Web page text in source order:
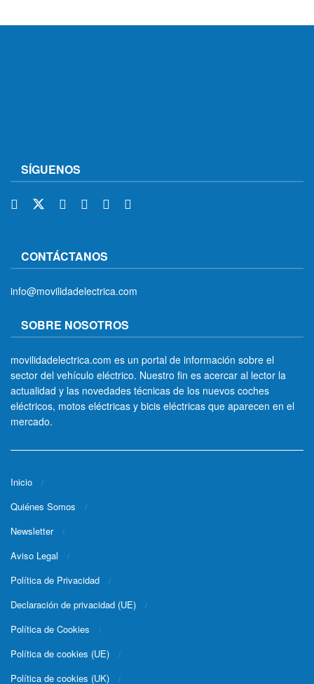
SÍGUENOS
CONTÁCTANOS
info@movilidadelectrica.com
SOBRE NOSOTROS
movilidadelectrica.com es un portal de información sobre el
sector del vehículo eléctrico. Nuestro fin es acercar al lector la
actualidad y las novedades técnicas de los nuevos coches
eléctricos, motos eléctricas y bicis eléctricas que aparecen en el
mercado.
Inicio
Quiénes Somos
Newsletter
Aviso Legal
Política de Privacidad
Declaración de privacidad (UE)
Política de Cookies
Política de cookies (UE)
Política de cookies (UK)